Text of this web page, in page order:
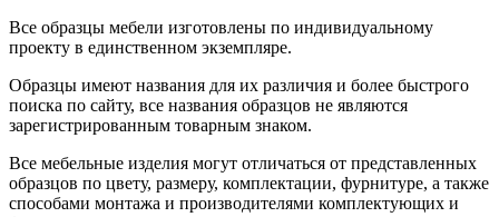
Все образцы мебели изготовлены по индивидуальному
проекту в единственном экземпляре.
Образцы имеют названия для их различия и более быстрого
поиска по сайту, все названия образцов не являются
зарегистрированным товарным знаком.
Все мебельные изделия могут отличаться от представленных
образцов по цвету, размеру, комплектации, фурнитуре, а также
способами монтажа и производителями комплектующих и